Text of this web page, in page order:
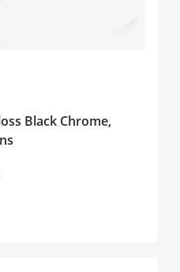
Black Chrome,